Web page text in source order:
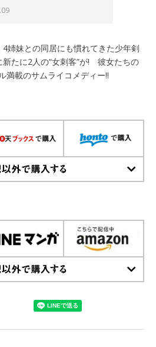
姉妹との同居にも慣れてきた少年剣
たに2人の“女刺客”が! 彼女たちの
載のサムライコメディー!!